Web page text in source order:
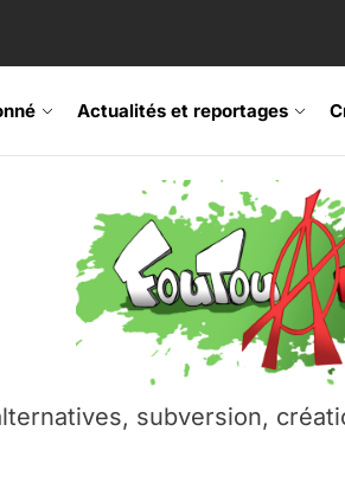
Actualités et reportages
subversion,
Frisson Fripon – vernissage 21 mai
Festival – Samedi 18 juillet
– Ŝtono, un livre réalisé par Michaël
contre l’A412 à l’Établi